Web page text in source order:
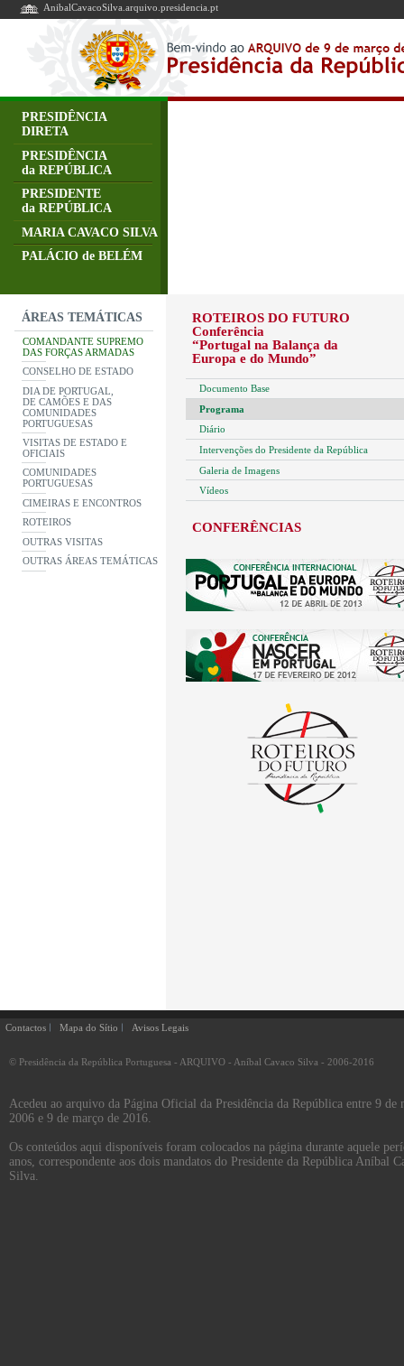
AnibalCavacoSilva.arquivo.presidencia.pt
PRESIDÊNCIA
DIRETA
PRESIDÊNCIA
da REPÚBLICA
PRESIDENTE
da REPÚBLICA
MARIA CAVACO SILVA
PALÁCIO de BELÉM
ÁREAS TEMÁTICAS
COMANDANTE SUPREMO
DAS FORÇAS ARMADAS
CONSELHO DE ESTADO
DIA DE PORTUGAL,
DE CAMÕES E DAS
COMUNIDADES
PORTUGUESAS
VISITAS DE ESTADO E
OFICIAIS
COMUNIDADES
PORTUGUESAS
CIMEIRAS E ENCONTROS
ROTEIROS
OUTRAS VISITAS
OUTRAS ÁREAS TEMÁTICAS
ROTEIROS DO FUTURO
Conferência
“Portugal na Balança da
Europa e do Mundo”
Documento Base
Programa
Diário
Intervenções do Presidente da República
Galeria de Imagens
Vídeos
CONFERÊNCIAS
Contactos Mapa do Sítio Avisos Legais
© Presidência da República Portuguesa - ARQUIVO - Aníbal Cavaco Silva - 2006-2016
Acedeu ao arquivo da Página Oficial da Presidência da República entre 9 de
2006 e 9 de março de 2016.
Os conteúdos aqui disponíveis foram colocados na página durante aquele
anos, correspondente aos dois mandatos do Presidente da República Aníbal
Silva.